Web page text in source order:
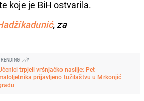
koje je BiH ostvarila.
, za
trpjeli vršnjačko nasilje: Pet
prijavljeno tužilaštvu u Mrkonjić